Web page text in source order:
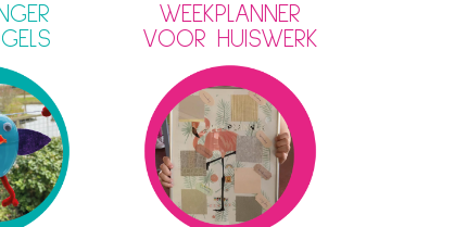
WEEKPLANNER
VOOR HUISWERK